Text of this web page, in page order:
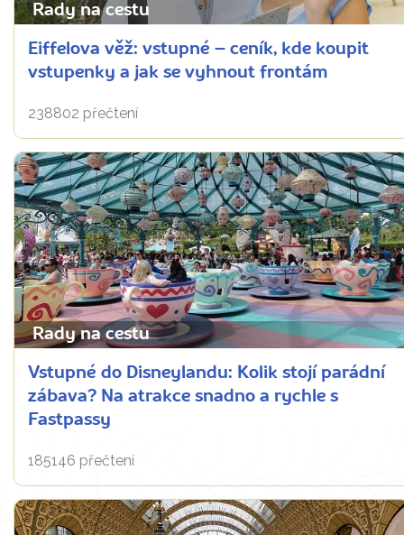
Rady na cestu
Eiffelova věž: vstupné – ceník, kde koupit
vstupenky a jak se vyhnout frontám
238802 přečtení
Rady na cestu
Vstupné do Disneylandu: Kolik stojí parádní
zábava? Na atrakce snadno a rychle s
Fastpassy
185146 přečtení